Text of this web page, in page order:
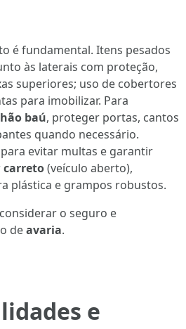
é fundamental. Itens pesados
às laterais com proteção,
superiores; uso de cobertores
para imobilizar. Para
baú, proteger portas, cantos
quando necessário.
evitar multas e garantir
carreto(veículo aberto),
plástica e grampos robustos.
o seguro e
deavaria.
e